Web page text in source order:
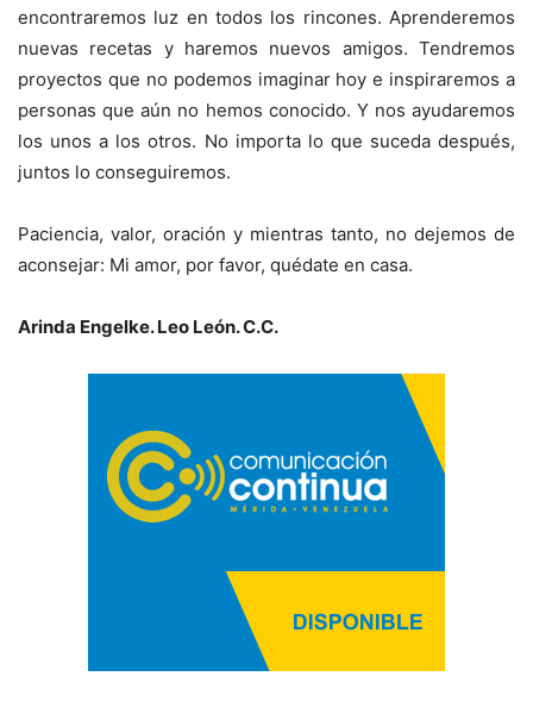
encontraremos luz en todos los rincones. Aprenderemos
nuevas recetas y haremos nuevos amigos. Tendremos
proyectos que no podemos imaginar hoy e inspiraremos a
personas que aún no hemos conocido. Y nos ayudaremos
los unos a los otros. No importa lo que suceda después,
juntos lo conseguiremos.
Paciencia, valor, oración y mientras tanto, no dejemos de
aconsejar: Mi amor, por favor, quédate en casa.
Arinda Engelke. Leo León. C.C.